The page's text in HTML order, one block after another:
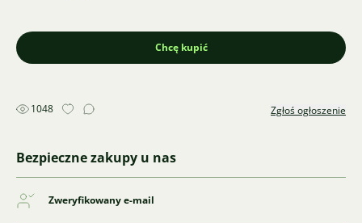
Chcę kupić
1048 Zgłoś ogłoszenie
Bezpieczne zakupy u nas
Zweryfikowany e-mail